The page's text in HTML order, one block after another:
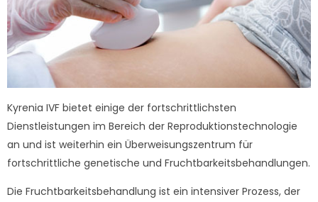
Kyrenia IVF bietet einige der fortschrittlichsten
Dienstleistungen im Bereich der Reproduktionstechnologie
an und ist weiterhin ein Überweisungszentrum für
fortschrittliche genetische und Fruchtbarkeitsbehandlungen.
Die Fruchtbarkeitsbehandlung ist ein intensiver Prozess, der